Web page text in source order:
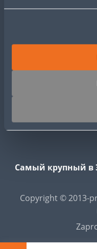
Самый крупный в
Copyright © 2013-